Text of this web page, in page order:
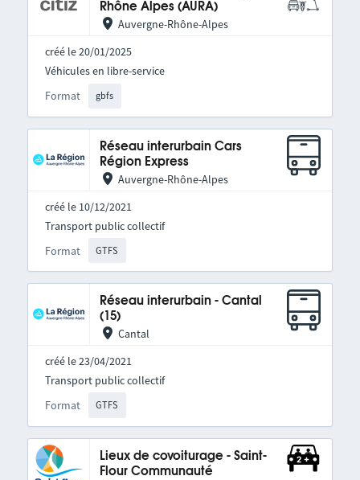
Rhône Alpes (AURA)
Auvergne-Rhône-Alpes
créé le 20/01/2025
Format gbfs
Véhicules en libre-service
Réseau interurbain Cars
Région Express
Auvergne-Rhône-Alpes
créé le 10/12/2021
Format GTFS
Transport public collectif
Réseau interurbain - Cantal
(15)
Cantal
créé le 23/04/2021
Format GTFS
Transport public collectif
Lieux de covoiturage - Saint-
Flour Communauté